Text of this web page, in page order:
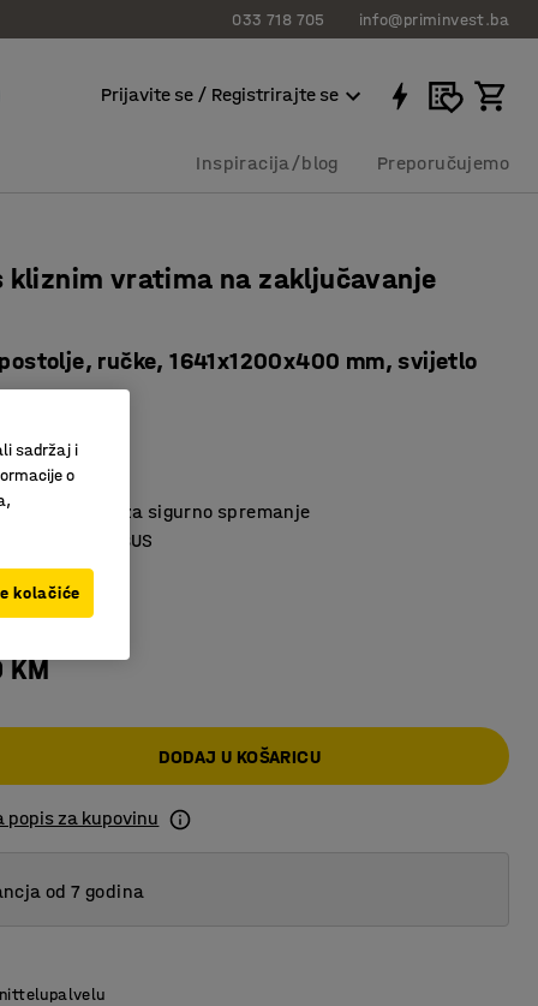
033 718 705 info@priminvest.ba
Prijavite se / Registrirajte se
Inspiracija/blog Preporučujemo
kliznim vratima na zaključavanje
ručke, 1641x1200x400 mm, svijetlo
štedi prostor
za sigurno spremanje
namještaja QBUS
siva
KM
DODAJ U KOŠARICU
popis za kupovinu
od 7 godina
sadržaj i
o
kolačiće